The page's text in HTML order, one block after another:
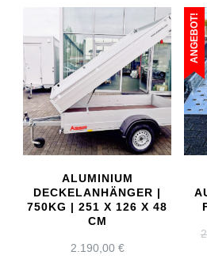
ALUMINIUM
DECKELANHÄNGER |
750KG | 251 X 126 X 48
CM
2.190,00 €
ANGEBOT!